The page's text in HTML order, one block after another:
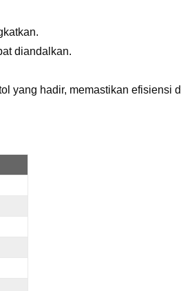
diandalkan.
yang hadir, memastikan efisiensi